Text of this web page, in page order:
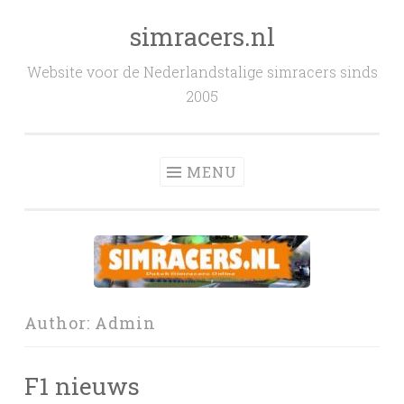
simracers.nl
Website voor de Nederlandstalige simracers sinds
2005
MENU
Author: Admin
F1 nieuws